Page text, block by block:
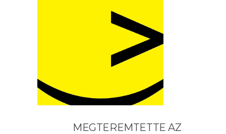
MEGTEREMTETTE AZ